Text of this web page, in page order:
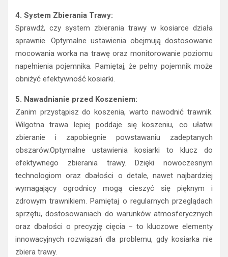
4. System Zbierania Trawy:
Sprawdź, czy system zbierania trawy w kosiarce działa
sprawnie. Optymalne ustawienia obejmują dostosowanie
mocowania worka na trawę oraz monitorowanie poziomu
napełnienia pojemnika. Pamiętaj, że pełny pojemnik może
obniżyć efektywność kosiarki.
5. Nawadnianie przed Koszeniem:
Zanim przystąpisz do koszenia, warto nawodnić trawnik.
Wilgotna trawa lepiej poddaje się koszeniu, co ułatwi
zbieranie i zapobiegnie powstawaniu zadeptanych
obszarów.Optymalne ustawienia kosiarki to klucz do
efektywnego zbierania trawy. Dzięki nowoczesnym
technologiom oraz dbałości o detale, nawet najbardziej
wymagający ogrodnicy mogą cieszyć się pięknym i
zdrowym trawnikiem. Pamiętaj o regularnych przeglądach
sprzętu, dostosowaniach do warunków atmosferycznych
oraz dbałości o precyzję cięcia – to kluczowe elementy
innowacyjnych rozwiązań dla problemu, gdy kosiarka nie
zbiera trawy.